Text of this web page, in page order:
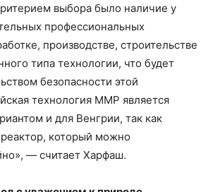
выбора было наличие у
профессиональных
производстве, строительстве
типа технологии, что будет
безопасности этой
технология ММР является
и для Венгрии, так как
который можно
— считает Харфаш.